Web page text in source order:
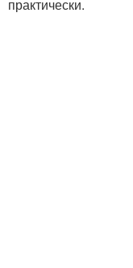
практически.